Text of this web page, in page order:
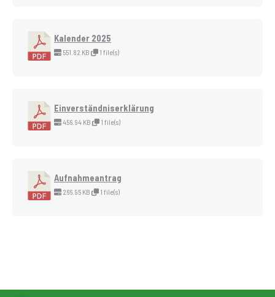
Kalender 2025
551.82 KB 1 file(s)
Einverständniserklärung
456.94 KB 1 file(s)
Aufnahmeantrag
266.95 KB 1 file(s)